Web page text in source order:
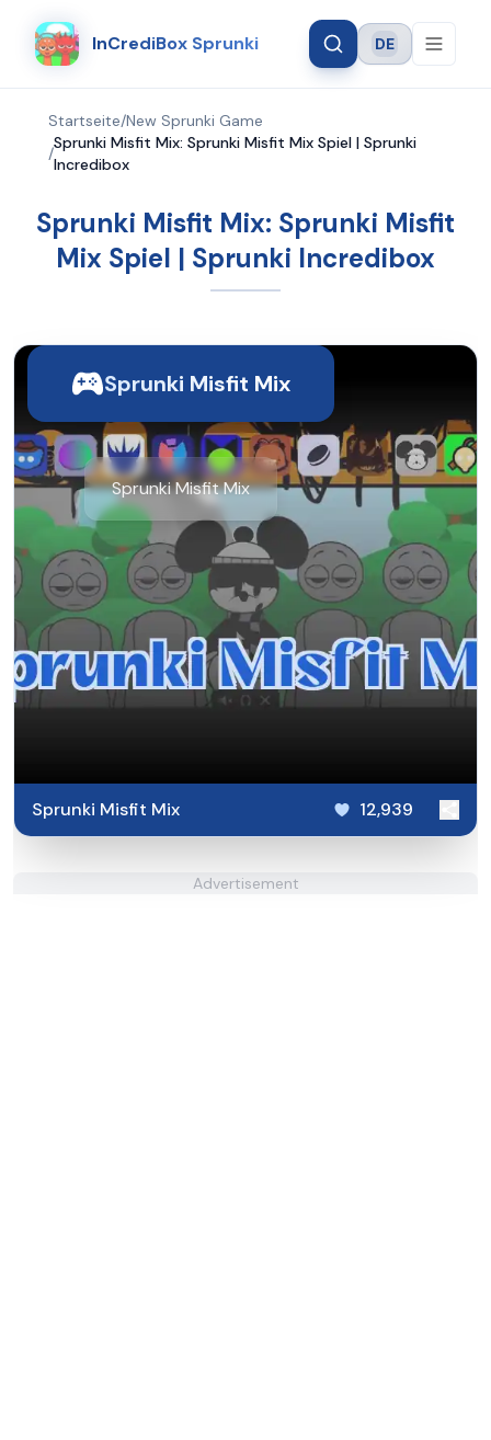
InCrediBox Sprunki Language
DE
Startseite/New Sprunki Game
/
Sprunki Misfit Mix: Sprunki Misfit Mix Spiel | Sprunki
Incredibox
Sprunki Misfit Mix: Sprunki Misfit
Mix Spiel | Sprunki Incredibox
Sprunki Misfit Mix
Sprunki Misfit Mix
Sprunki Misfit Mix 12,939
Advertisement